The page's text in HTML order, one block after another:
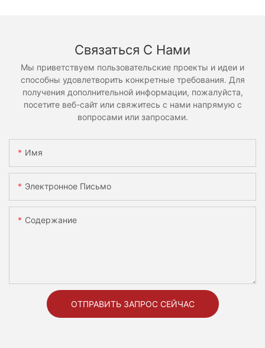
Связаться С Нами
Мы приветствуем пользовательские проекты и идеи и
способны удовлетворить конкретные требования. Для
получения дополнительной информации, пожалуйста,
посетите веб-сайт или свяжитесь с нами напрямую с
вопросами или запросами.
Имя
Электронное Письмо
Содержание
ОТПРАВИТЬ ЗАПРОС СЕЙЧАС